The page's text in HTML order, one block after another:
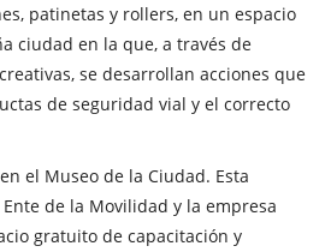
patinetas y rollers, en un espacio
ciudad en la que, a través de
se desarrollan acciones que
de seguridad vial y el correcto
el Museo de la Ciudad. Esta
de la Movilidad y la empresa
gratuito de capacitación y